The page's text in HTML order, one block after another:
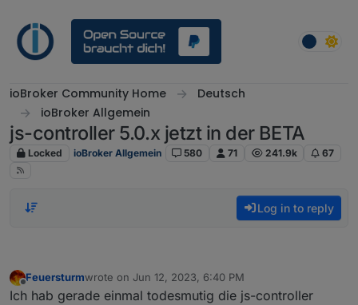
ioBroker Community Home
Deutsch
ioBroker Allgemein
js-controller 5.0.x jetzt in der BETA
Locked ioBroker Allgemein 580 71 241.9k 67
Log in to reply
Offline
Feuersturmwrote on Jun 12, 2023, 6:40 PM
last edited by
Ich hab gerade einmal todesmutig die js-controller